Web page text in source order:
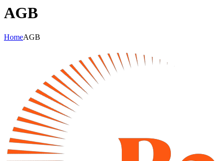
AGB
HomeAGB